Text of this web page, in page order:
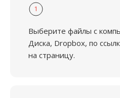
1
Выберите файлы с
Диска, Dropbox, по
на страницу.